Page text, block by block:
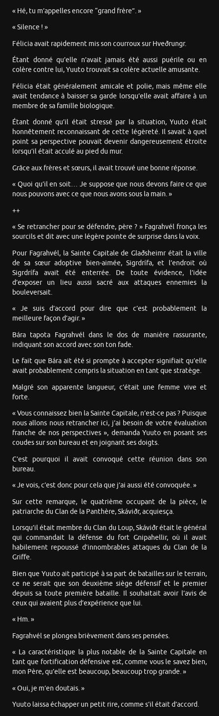
« Hé, tu m’appelles encore “grand frère”. »
« Silence ! »
Félicia avait rapidement mis son courroux sur Hveðrungr.
Étant donné qu’elle n’avait jamais été aussi puérile ou en
colère contre lui, Yuuto trouvait sa colère actuelle amusante.
Félicia était généralement amicale et polie, mais même elle
avait tendance à baisser sa garde lorsqu’elle avait affaire à un
membre de sa famille biologique.
Étant donné qu’il était stressé par la situation, Yuuto était
honnêtement reconnaissant de cette légèreté. Il savait à quel
point sa perspective pouvait devenir dangereusement étroite
lorsqu’il était acculé au pied du mur.
Grâce aux frères et sœurs, il avait trouvé une bonne réponse.
« Quoi qu’il en soit… Je suppose que nous devons faire ce que
nous pouvons avec ce que nous avons sous la main. »
++
« Se retrancher pour se défendre, père ? » Fagrahvél fronça les
sourcils et dit avec une légère pointe de surprise dans la voix.
Pour Fagrahvél, la Sainte Capitale de Glaðsheimr était la ville
de sa sœur adoptive bien-aimée, Sigrdrífa, et l’endroit où
Sigrdrífa avait été enterrée. De toute évidence, l’idée
d’exposer un lieu aussi sacré aux attaques ennemies la
bouleversait.
« Je suis d’accord pour dire que c’est probablement la
meilleure façon d’agir. »
Bára tapota Fagrahvél dans le dos de manière rassurante,
indiquant son accord avec son ton fade.
Le fait que Bára ait été si prompte à accepter signifiait qu’elle
avait probablement compris la situation en tant que stratège.
Malgré son apparente langueur, c’était une femme vive et
forte.
« Vous connaissez bien la Sainte Capitale, n’est-ce pas ? Puisque
nous allons nous retrancher ici, j’ai besoin de votre évaluation
franche de nos perspectives », demanda Yuuto en posant ses
coudes sur son bureau et en joignant ses doigts.
C’est pourquoi il avait convoqué cette réunion dans son
bureau.
« Je vois, c’est donc pour cela que j’ai aussi été convoquée. »
Sur cette remarque, le quatrième occupant de la pièce, le
patriarche du Clan de la Panthère, Skáviðr, acquiesça.
Lorsqu’il était membre du Clan du Loup, Skáviðr était le général
qui commandait la défense du fort Gnipahellir, où il avait
habilement repoussé d’innombrables attaques du Clan de la
Griffe.
Bien que Yuuto ait participé à sa part de batailles sur le terrain,
ce ne serait que son deuxième siège défensif et le premier
depuis sa toute première bataille. Il souhaitait avoir l’avis de
ceux qui avaient plus d’expérience que lui.
« Hm. »
Fagrahvél se plongea brièvement dans ses pensées.
« La caractéristique la plus notable de la Sainte Capitale en
tant que fortification défensive est, comme vous le savez bien,
mon Père, qu’elle est beaucoup, beaucoup trop grande. »
« Oui, je m’en doutais. »
Yuuto laissa échapper un petit rire, comme s’il était d’accord.